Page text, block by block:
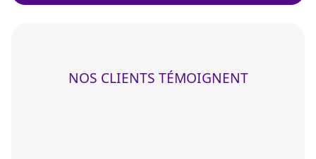
NOS CLIENTS TÉMOIGNENT